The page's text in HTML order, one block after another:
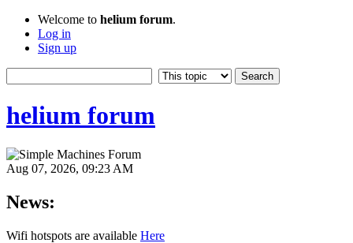
Welcome to helium forum.
Log in
Sign up
helium forum
Aug 07, 2026, 09:23 AM
News:
Wifi hotspots are available Here